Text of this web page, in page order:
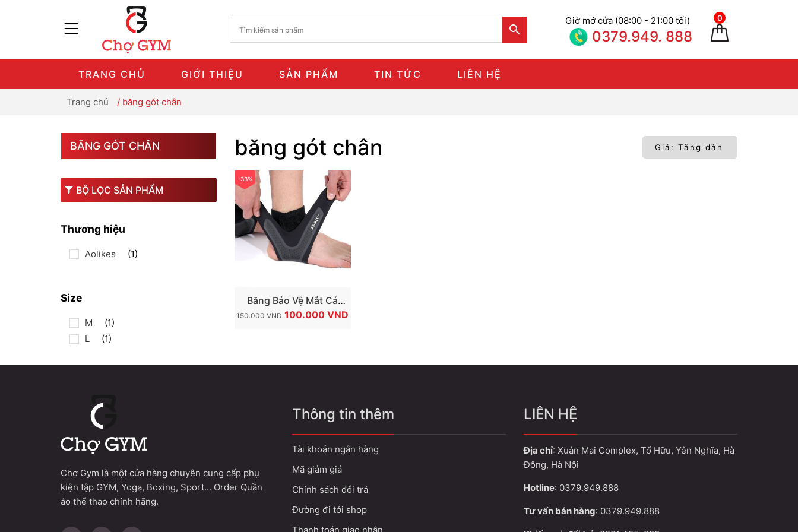
Giờ mở cửa (08:00 - 21:00 tối)
0379.949. 888
0
TRANG CHỦ GIỚI THIỆU SẢN PHẨM TIN TỨC LIÊN HỆ
Trang chủ / băng gót chân
BĂNG GÓT CHÂN
BỘ LỌC SẢN PHẨM
Thương hiệu
Aolikes (1)
Size
M
(1)
L
(1)
băng gót chân
-33%
Băng Bảo Vệ Mắt Cá
Chân Aolikes Siêu Nhẹ Và
150.000VND GIÁ
100.000VND
Chợ Gym là một cửa hàng chuyên cung cấp phụ
kiện tập GYM, Yoga, Boxing, Sport... Order Quần
áo thể thao chính hãng.
Thông tin thêm
Tài khoản ngân hàng
Mã giảm giá
Chính sách đổi trả
Đường đi tới shop
LIÊN HỆ
Địa chỉ: Xuân Mai Complex, Tố Hữu, Yên Nghĩa, Hà
Đông, Hà Nội
Hotline: 0379.949.888
Tư vấn bán hàng: 0379.949.888